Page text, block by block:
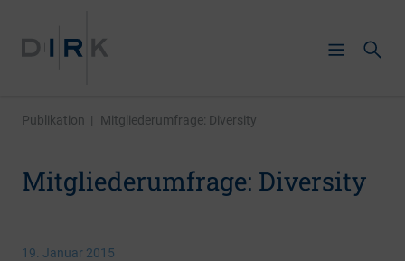
Publikation | Mitgliederumfrage: Diversity
Mitgliederumfrage: Diversity
19. Januar 2015